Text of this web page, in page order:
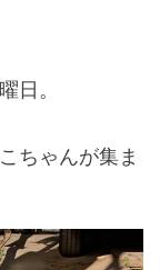
日。
ちゃんが集ま